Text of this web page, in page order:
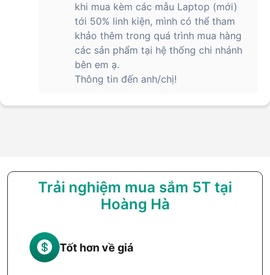
khi mua kèm các mẫu Laptop (mới)
tới 50% linh kiện, mình có thể tham
khảo thêm trong quá trình mua hàng
các sản phẩm tại hệ thống chi nhánh
bên em ạ.
Thông tin đến anh/chị!
Trải nghiệm mua sắm 5T tại
Hoàng Hà
Tốt hơn về giá